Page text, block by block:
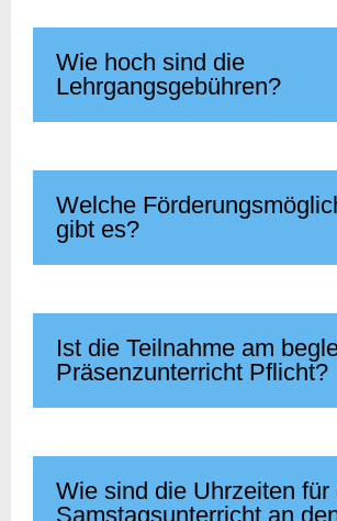
Wie hoch sind die
Lehrgangsgebühren?
Welche
gibt es?
Ist die Teilnahme am
Präsenzunterricht Pflicht?
Wie sind die Uhrzeiten für
Samstagsunterricht an